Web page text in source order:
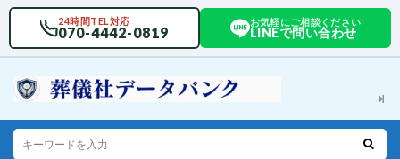
24時間TEL対応
070-4442-0819
お気軽にご相談ください
LINEで問い合わせ